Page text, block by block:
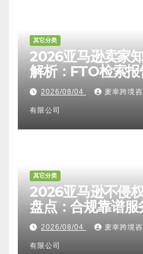
其它分类
2026亚马逊卖家知
其它分类
2026亚马逊不侵权